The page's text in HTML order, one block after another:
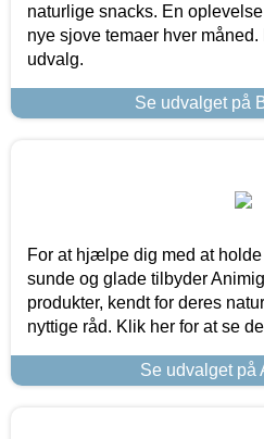
naturlige snacks. En
nye sjove temaer hver
udvalg.
Se udvalget på
For at hjælpe dig med at
sunde og glade tilbyder
produkter, kendt for deres
nyttige råd. Klik her for at se
Se udvalget på